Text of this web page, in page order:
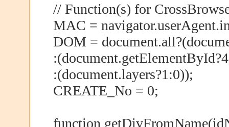
// Function(s) for
MAC =
DOM =
:(document.getElementById?4
:(document.layers?1:0));
CREATE_No = 0;
function